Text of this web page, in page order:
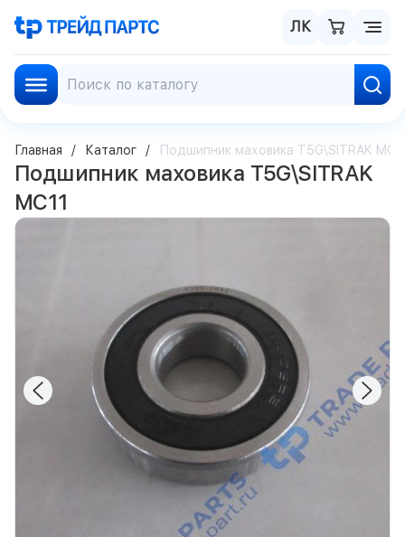
ЛК
Главная Каталог Подшипник маховика T5G\SITRAK
Подшипник маховика T5G\SITRAK
MC11